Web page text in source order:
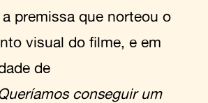
premissa que norteou o
visual do filme, e em
de
conseguir um